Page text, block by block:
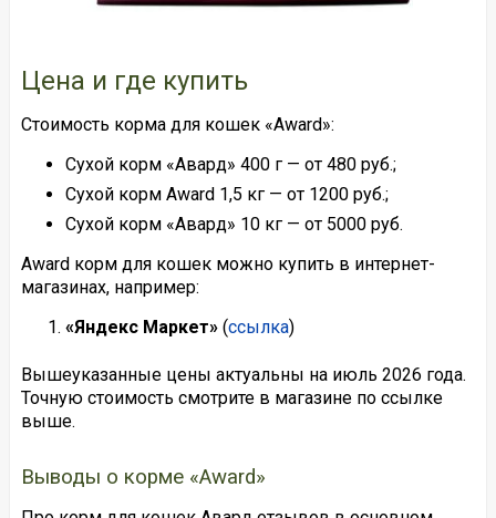
Цена и где купить
Стоимость корма для кошек «Award»:
Сухой корм «Авард» 400 г — от 480 руб.;
Сухой корм Award 1,5 кг — от 1200 руб.;
Сухой корм «Авард» 10 кг — от 5000 руб.
Award корм для кошек можно купить в интернет-
магазинах, например:
«Яндекс Маркет»(ссылка)
Вышеуказанные цены актуальны на июль 2026 года.
Точную стоимость смотрите в магазине по ссылке
выше.
Выводы о корме «Award»